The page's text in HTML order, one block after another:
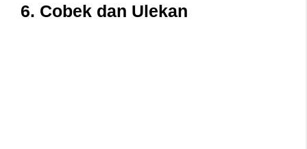
6. Cobek dan Ulekan